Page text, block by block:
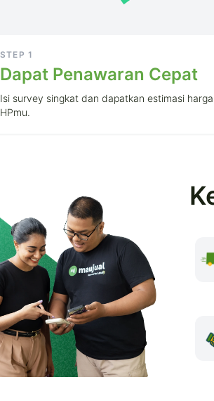
STEP 1
Dapat Penawaran Cepat
Isi survey singkat dan dapatkan estimasi harga
HPmu.